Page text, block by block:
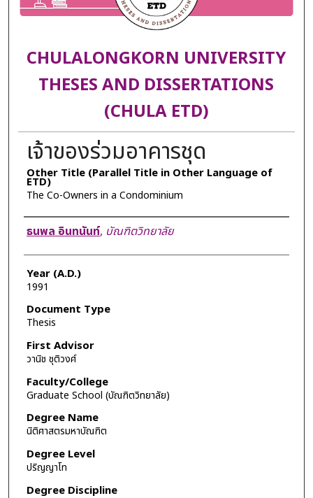
CHULALONGKORN UNIVERSITY
THESES AND DISSERTATIONS
(CHULA ETD)
เจ้าของร่วมอาคารชุด
Other Title (Parallel Title in Other Language of
ETD)
The Co-Owners in a Condominium
Author
ธนพล อินทนันท์, บัณฑิตวิทยาลัย
Year (A.D.)
1991
Document Type
Thesis
First Advisor
วานิช ชุติวงศ์
Faculty/College
Graduate School (บัณฑิตวิทยาลัย)
Degree Name
นิติศาสตรมหาบัณฑิต
Degree Level
ปริญญาโท
Degree Discipline